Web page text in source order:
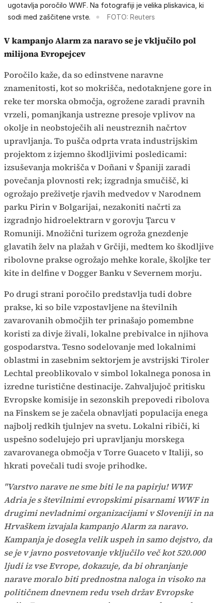
ugotavlja poročilo WWF. Na fotografiji je velika pliskavica, ki
sodi med zaščitene vrste.
FOTO: Reuters
V kampanjo Alarm za naravo se je vključilo pol
milijona Evropejcev
Poročilo kaže, da so edinstvene naravne
znamenitosti, kot so mokrišča, nedotaknjene gore in
reke ter morska območja, ogrožene zaradi pravnih
vrzeli, pomanjkanja ustrezne presoje vplivov na
okolje in neobstoječih ali neustreznih načrtov
upravljanja. To pušča odprta vrata industrijskim
projektom z izjemno škodljivimi posledicami:
izsuševanja mokrišča v Doñani v Španiji zaradi
povečanja plovnosti rek; izgradnja smučišč, ki
ogrožajo preživetje rjavih medvedov v Narodnem
parku Pirin v Bolgarijai, nezakoniti načrti za
izgradnjo hidroelektrarn v gorovju Ţarcu v
Romuniji. Množični turizem ogroža gnezdenje
glavatih želv na plažah v Grčiji, medtem ko škodljive
ribolovne prakse ogrožajo mehke korale, školjke ter
kite in delfine v Dogger Banku v Severnem morju.
Po drugi strani poročilo predstavlja tudi dobre
prakse, ki so bile vzpostavljene na številnih
zavarovanih območjih ter prinašajo pomembne
koristi za divje živali, lokalne prebivalce in njihova
gospodarstva. Tesno sodelovanje med lokalnimi
oblastmi in zasebnim sektorjem je avstrijski Tiroler
Lechtal preoblikovalo v simbol lokalnega ponosa in
izredne turistične destinacije. Zahvaljujoč pritisku
Evropske komisije in sezonskih prepovedi ribolova
na Finskem se je začela obnavljati populacija enega
najbolj redkih tjulnjev na svetu. Lokalni ribiči, ki
uspešno sodelujejo pri upravljanju morskega
zavarovanega območja v Torre Guaceto v Italiji, so
hkrati povečali tudi svoje prihodke.
"Varstvo narave ne sme biti le na papirju! WWF
Adria je s številnimi evropskimi pisarnami WWF in
drugimi nevladnimi organizacijami v Sloveniji in na
Hrvaškem izvajala kampanjo Alarm za naravo.
Kampanja je dosegla velik uspeh in samo dejstvo, da
se je v javno posvetovanje vključilo več kot 520.000
ljudi iz vse Evrope, dokazuje, da bi ohranjanje
narave moralo biti prednostna naloga in visoko na
političnem dnevnem redu vseh držav Evropske